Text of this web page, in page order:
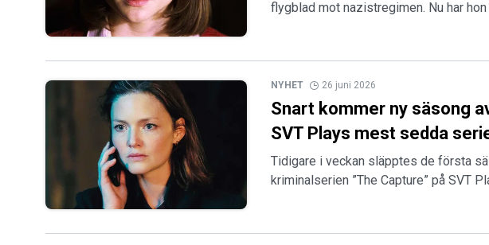
flygblad mot nazistregimen. Nu har
NYHET 26 juni 2026
Snart kommer ny säsong
SVT Plays mest sedda
Tidigare i veckan släpptes de första
kriminalserien ”The Capture” på SVT